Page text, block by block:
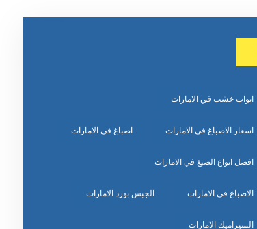
ابواب خشب في الامارات
اسعار الاصباغ في الامارات اصباغ في الامارات
افضل انواع الصبغ في الامارات
الاصباغ في الامارات الجبس بورد الامارات
السيراميك الامارات